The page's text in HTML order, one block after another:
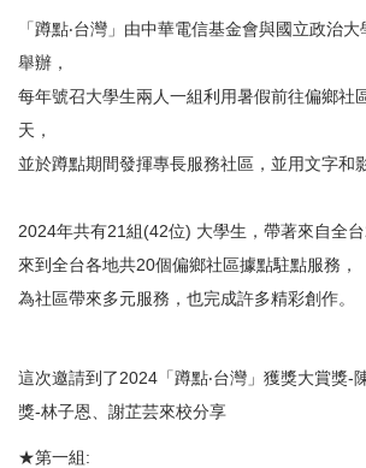
「蹲點‧台灣」由中華電信基金會與國立政治
舉辦，
每年號召大學生兩人一組利用暑假前往偏鄉社
天，
並於蹲點期間發揮專長服務社區，並用文字和
2024年共有21組(42位) 大學生，帶著來自全台
來到全台各地共20個偏鄉社區據點駐點服務，
為社區帶來多元服務，也完成許多精彩創作。
這次邀請到了2024「蹲點‧台灣」獲獎大賞獎-
獎-林子恩、謝芷芸來校分享
★第一組: